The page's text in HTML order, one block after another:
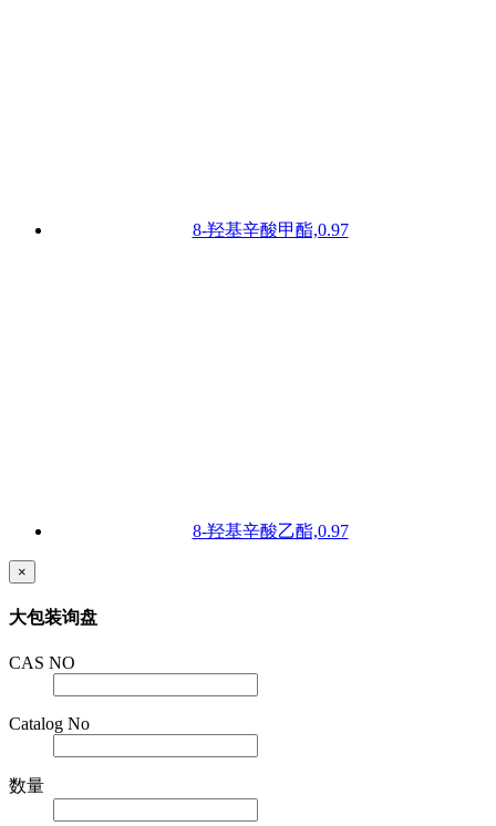
8-羟基辛酸甲酯,0.97
8-羟基辛酸乙酯,0.97
×
大包装询盘
CAS NO
Catalog No
数量